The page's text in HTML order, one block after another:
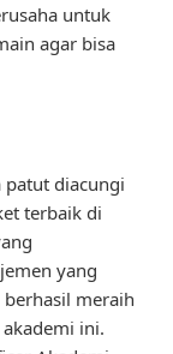
untuk
agar bisa
patut diacungi
terbaik di
yang
meraih
ini.